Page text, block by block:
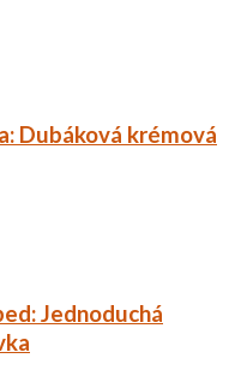
Dubáková krémová
Jednoduchá